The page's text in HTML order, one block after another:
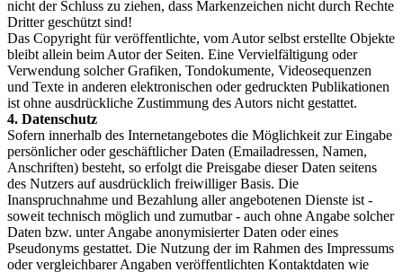
nicht der Schluss zu ziehen, dass Markenzeichen nicht durch Rechte
Dritter geschützt sind!
Das Copyright für veröffentlichte, vom Autor selbst erstellte Objekte
bleibt allein beim Autor der Seiten. Eine Vervielfältigung oder
Verwendung solcher Grafiken, Tondokumente, Videosequenzen
und Texte in anderen elektronischen oder gedruckten Publikationen
ist ohne ausdrückliche Zustimmung des Autors nicht gestattet.
4. Datenschutz
Sofern innerhalb des Internetangebotes die Möglichkeit zur Eingabe
persönlicher oder geschäftlicher Daten (Emailadressen, Namen,
Anschriften) besteht, so erfolgt die Preisgabe dieser Daten seitens
des Nutzers auf ausdrücklich freiwilliger Basis. Die
Inanspruchnahme und Bezahlung aller angebotenen Dienste ist -
soweit technisch möglich und zumutbar - auch ohne Angabe solcher
Daten bzw. unter Angabe anonymisierter Daten oder eines
Pseudonyms gestattet. Die Nutzung der im Rahmen des Impressums
oder vergleichbarer Angaben veröffentlichten Kontaktdaten wie